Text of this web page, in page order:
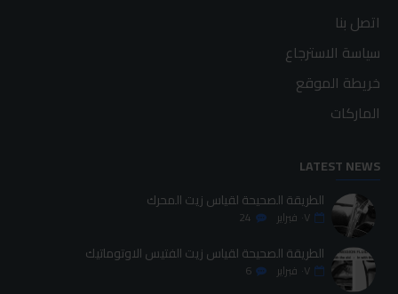
اتصل بنا
سياسة الاسترجاع
خريطة الموقع
الماركات
LATEST NEWS
الطريقة الصحيحة لقياس زيت المحرك
٠٧ فبراير 24
الطريقة الصحيحة لقياس زيت الفتيس الاوتوماتيك
٠٧ فبراير 6